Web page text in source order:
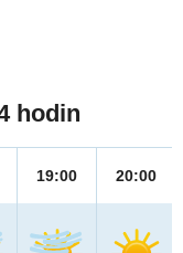
hodin
19:00 20:00